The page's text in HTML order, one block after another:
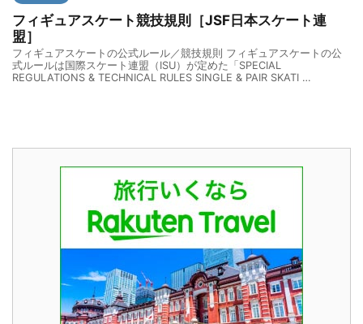
フィギュアスケート競技規則［JSF日本スケート連
盟］
フィギュアスケートの公式ルール／競技規則 フィギュアスケートの公
式ルールは国際スケート連盟（ISU）が定めた「SPECIAL
REGULATIONS & TECHNICAL RULES SINGLE & PAIR SKATI …